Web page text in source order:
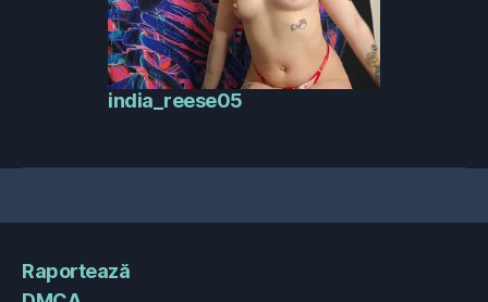
india_reese05
Raportează